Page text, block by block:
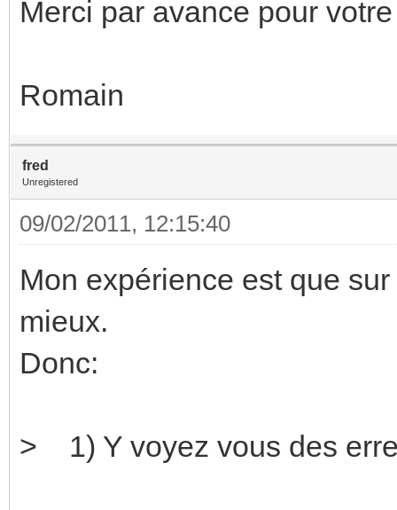
Merci par avance pour
Romain
fred
Unregistered
09/02/2011, 12:15:40
Mon expérience est que
mieux.
Donc:
> 1) Y voyez vous des